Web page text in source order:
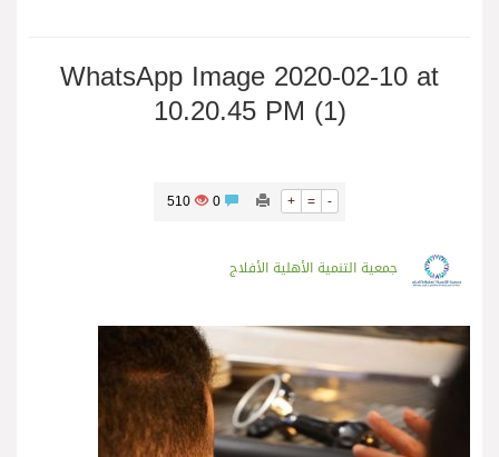
WhatsApp Image 2020-02-10 at
10.20.45 PM (1)
+ = -
510
جمعية التنمية الأهلية الأفلاج